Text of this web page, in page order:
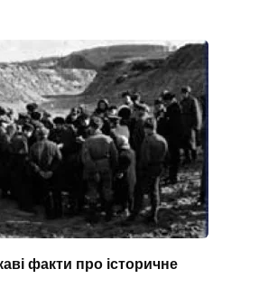
факти про історичне